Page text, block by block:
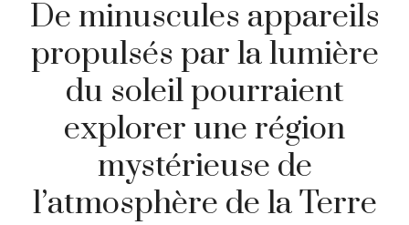
De minuscules appareils
propulsés par la lumière
du soleil pourraient
explorer une région
mystérieuse de
l’atmosphère de la Terre